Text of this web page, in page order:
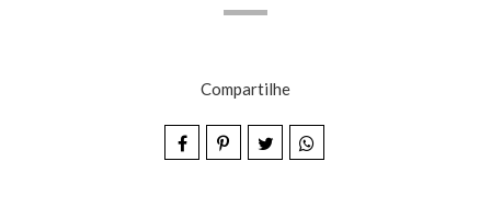
Compartilhe